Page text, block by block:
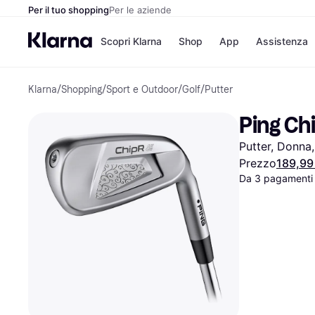
Per il tuo shoppingPer le aziende
Scopri Klarna
Opzioni di
Paga ora
Paga in 3 rate
Paga dopo 30 giorni
Finanziamento
Shop
Unieuro
Media
eBay
Zalando
App Assistenza
Klarna/Shopping/Sport e Outdoor/Golf/Putter
Ping
Putter,
Prezzo
Da 3